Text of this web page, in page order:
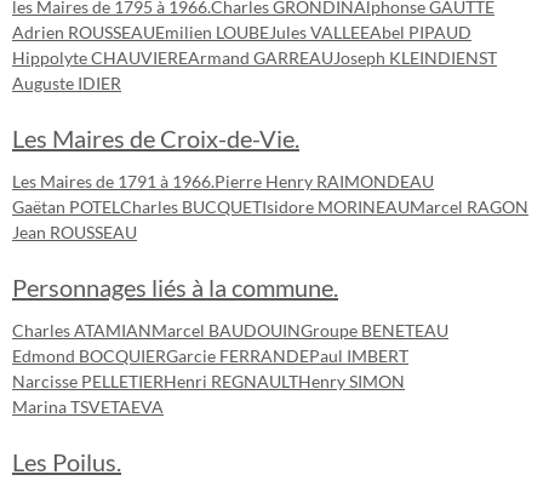
les Maires de 1795 à 1966.Charles GRONDINAlphonse GAUTTE
Adrien ROUSSEAUEmilien LOUBEJules VALLEEAbel PIPAUD
Hippolyte CHAUVIEREArmand GARREAUJoseph KLEINDIENST
Auguste IDIER
Les Maires de Croix-de-Vie.
Les Maires de 1791 à 1966.Pierre Henry RAIMONDEAU
Gaëtan POTEL Charles BUCQUETIsidore MORINEAUMarcel RAGON
Jean ROUSSEAU
Personnages liés à la commune.
Charles ATAMIANMarcel BAUDOUINGroupe BENETEAU
Edmond BOCQUIERGarcie FERRANDEPaul IMBERT
Narcisse PELLETIERHenri REGNAULTHenry SIMON
Marina TSVETAEVA
Les Poilus.